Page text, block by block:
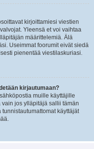
kirjoittamiesi viestien
Yleensä et voi vaihtaa
määrittelemiä. Älä
Useimmat foorumit eivät siedä
pienentää viestilaskuriasi.
kirjautumaan?
muille käyttäjille
jos ylläpitäjä sallii tämän
käyttäjät